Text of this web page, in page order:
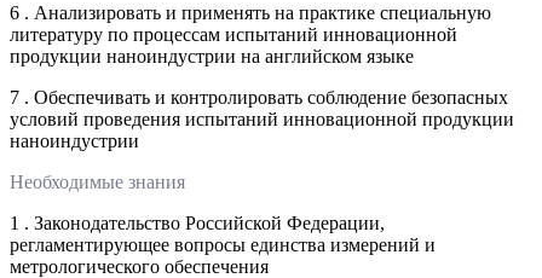
6 . Анализировать и применять на практике специальную
литературу по процессам испытаний инновационной
продукции наноиндустрии на английском языке
7 . Обеспечивать и контролировать соблюдение безопасных
условий проведения испытаний инновационной продукции
наноиндустрии
Необходимые знания
1 . Законодательство Российской Федерации,
регламентирующее вопросы единства измерений и
метрологического обеспечения